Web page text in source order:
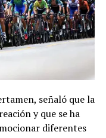
señaló que la
y que se ha
diferentes